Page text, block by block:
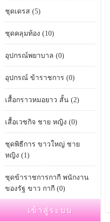
ชุดเดรส (5)
ชุดคลุมท้อง (10)
อุปกรณ์พยาบาล (0)
อุปกรณ์ ข้าราชการ (0)
เสื้อกราวหมอยาว สั้น (2)
เสื้อเวชกิจ ชาย หญิง (0)
ชุดพิธีการ ขาวใหญ่ ชาย
หญิง (1)
ชุดข้าราชการกากี พนักงาน
ของรัฐ ขาว กากี (0)
เข้าสู่ระบบ